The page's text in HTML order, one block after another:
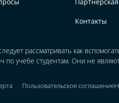
Контакты
рассматривать как
по учебе студентам. Они не
Пользовательское соглашение